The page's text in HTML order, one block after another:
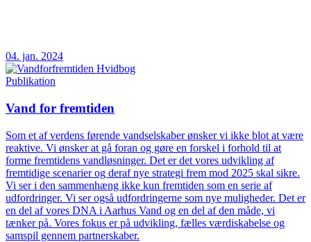
04. jan. 2024
Publikation
Vand for fremtiden
Som et af verdens førende vandselskaber ønsker vi ikke blot at være
reaktive. Vi ønsker at gå foran og gøre en forskel i forhold til at
forme fremtidens vandløsninger. Det er det vores udvikling af
fremtidige scenarier og deraf nye strategi frem mod 2025 skal sikre.
Vi ser i den sammenhæng ikke kun fremtiden som en serie af
udfordringer. Vi ser også udfordringerne som nye muligheder. Det er
en del af vores DNA i Aarhus Vand og en del af den måde, vi
tænker på. Vores fokus er på udvikling, fælles værdiskabelse og
samspil gennem partnerskaber.